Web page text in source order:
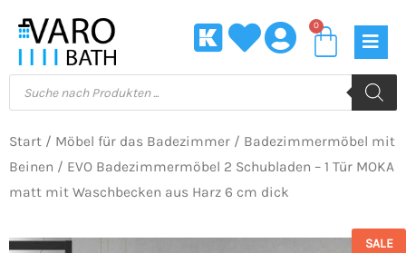
Inhalt
springen
0
Products
search
Start / Möbel für das Badezimmer / Badezimmermöbel mit
Beinen / EVO Badezimmermöbel 2 Schubladen – 1 Tür MOKA
matt mit Waschbecken aus Harz 6 cm dick
SALE